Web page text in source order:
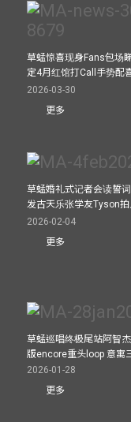
草蜢惊喜现身Fans包场
定4月红馆打Call手势配
2026-03-30
更多
草蜢婚礼式记者会读誓
发古天乐张学友Tyson
2026-02-04
更多
草蜢巡唱终极尾站阿智
版encore重头loop 意寓
2026-01-28
更多